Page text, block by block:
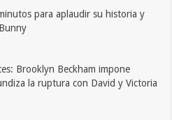
para aplaudir su historia y
Brooklyn Beckham impone
la ruptura con David y Victoria